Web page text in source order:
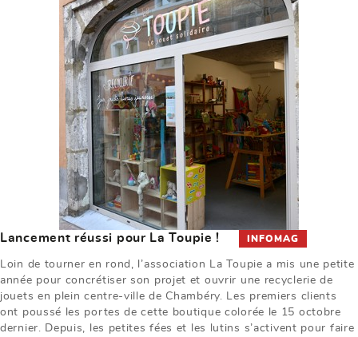
Lancement réussi pour La Toupie ! INFOMAG
Loin de tourner en rond, l’association La Toupie a mis une petite
année pour concrétiser son projet et ouvrir une recyclerie de
jouets en plein centre-ville de Chambéry. Les premiers clients
ont poussé les portes de cette boutique colorée le 15 octobre
dernier. Depuis, les petites fées et les lutins s’activent pour faire